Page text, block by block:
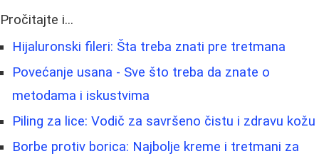
Pročitajte i...
Hijaluronski fileri: Šta treba znati pre tretmana
Povećanje usana - Sve što treba da znate o
metodama i iskustvima
Piling za lice: Vodič za savršeno čistu i zdravu kožu
Borbe protiv borica: Najbolje kreme i tretmani za